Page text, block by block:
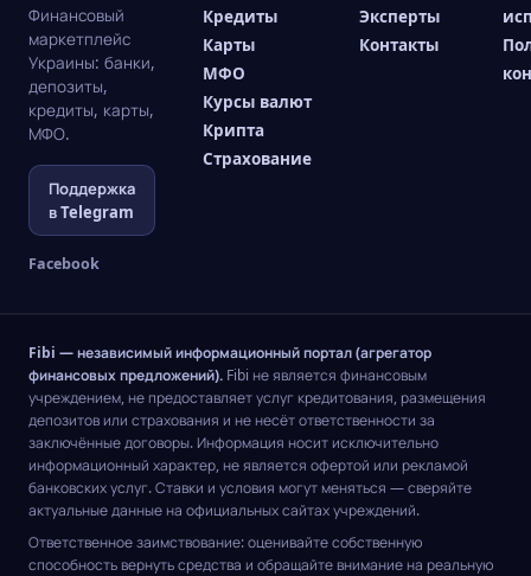
Финансовый
маркетплейс
Украины: банки,
депозиты,
кредиты, карты,
МФО.
Поддержка
в Telegram
Facebook
Кредиты
Карты
МФО
Курсы валют
Крипта
Страхование
Эксперты
Контакты
Fibi — независимый информационный портал (агрегатор
финансовых предложений). Fibi не является финансовым
учреждением, не предоставляет услуг кредитования, размещения
депозитов или страхования и не несёт ответственности за
заключённые договоры. Информация носит исключительно
информационный характер, не является офертой или рекламой
банковских услуг. Ставки и условия могут меняться — сверяйте
актуальные данные на официальных сайтах учреждений.
Ответственное заимствование: оценивайте собственную
способность вернуть средства и обращайте внимание на реальную